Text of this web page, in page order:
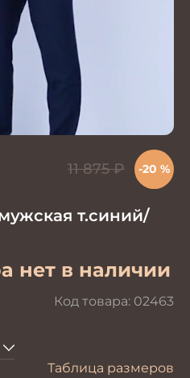
т.синий/
нет в наличии
Код товара: 02463
11 875₽ -20 %
Таблица размеров